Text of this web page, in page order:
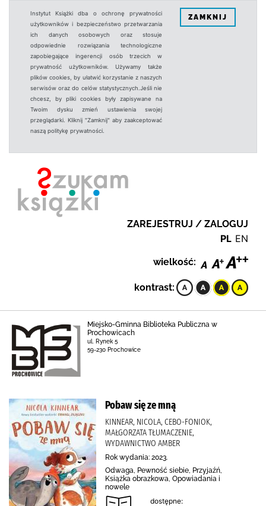
Instytut Książki dba o ochronę prywatności
użytkowników i bezpieczeństwo przetwarzania
ich danych osobowych oraz stosuje
odpowiednie rozwiązania technologiczne
zapobiegające ingerencji osób trzecich w
prywatność użytkowników. Używamy także
plików cookies, by ułatwić korzystanie z naszych
serwisów oraz do celów statystycznych.Jeśli nie
chcesz, by pliki cookies były zapisywane na
Twoim dysku zmień ustawienia swojej
przeglądarki. Kliknij "Zamknij" aby zaakceptować
naszą politykę prywatności.
ZAMKNIJ
ZAREJESTRUJ / ZALOGUJ
PL EN
wielkość:
kontrast:
Miejsko-Gminna Biblioteka Publiczna w
Prochowicach
ul. Rynek 5
59-230 Prochowice
Pobaw się ze mną
KINNEAR, NICOLA, CEBO-FONIOK,
MAŁGORZATA TŁUMACZENIE,
WYDAWNICTWO AMBER
Rok wydania: 2023.
Odwaga, Pewność siebie, Przyjaźń,
Książka obrazkowa, Opowiadania i
nowele
dostępne: